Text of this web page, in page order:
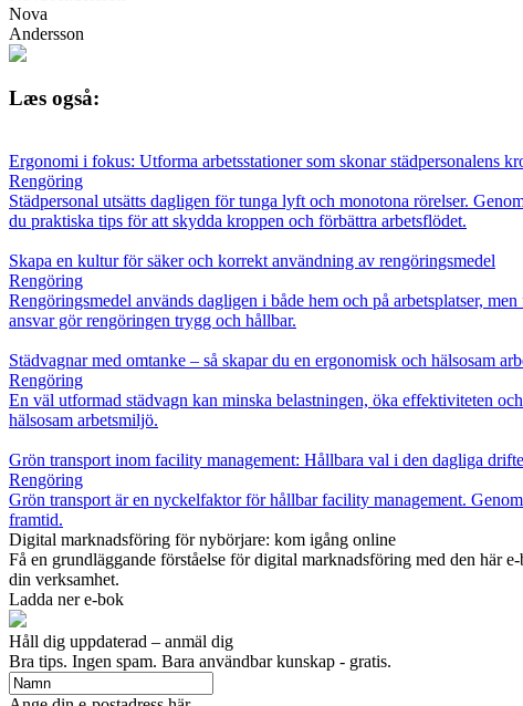
Nova
Andersson
Læs også:
Ergonomi i fokus: Utforma arbetsstationer som skonar städpersonalens
Rengöring
Städpersonal utsätts dagligen för tunga lyft och monotona rörelser.
du praktiska tips för att skydda kroppen och förbättra arbetsflödet.
Skapa en kultur för säker och korrekt användning av rengöringsmedel
Rengöring
Rengöringsmedel används dagligen i både hem och på arbetsplatser,
ansvar gör rengöringen trygg och hållbar.
Städvagnar med omtanke – så skapar du en ergonomisk och hälsosam
Rengöring
En väl utformad städvagn kan minska belastningen, öka effektiviteten
hälsosam arbetsmiljö.
Grön transport inom facility management: Hållbara val i den dagliga
Rengöring
Grön transport är en nyckelfaktor för hållbar facility management.
framtid.
Digital marknadsföring för nybörjare: kom igång online
Få en grundläggande förståelse för digital marknadsföring med den här
din verksamhet.
Ladda ner e-bok
Håll dig uppdaterad – anmäl dig
Bra tips. Ingen spam. Bara användbar kunskap - gratis.